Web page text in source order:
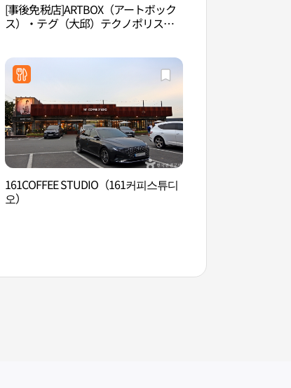
[事後免税店]ARTBOX（アートボック
ス）・テグ（大邱）テクノポリス店
161COFFEE STUDIO（161커피스튜디
오）